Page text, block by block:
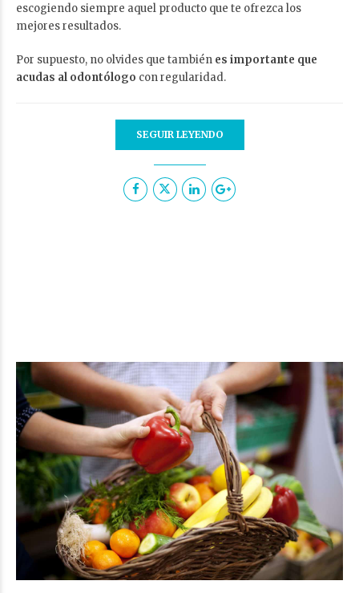
escogiendo siempre aquel producto que te ofrezca los
mejores resultados.
Por supuesto, no olvides que también es importante que
acudas al odontólogo con regularidad.
SEGUIR LEYENDO